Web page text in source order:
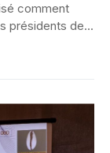
comment
présidents de...